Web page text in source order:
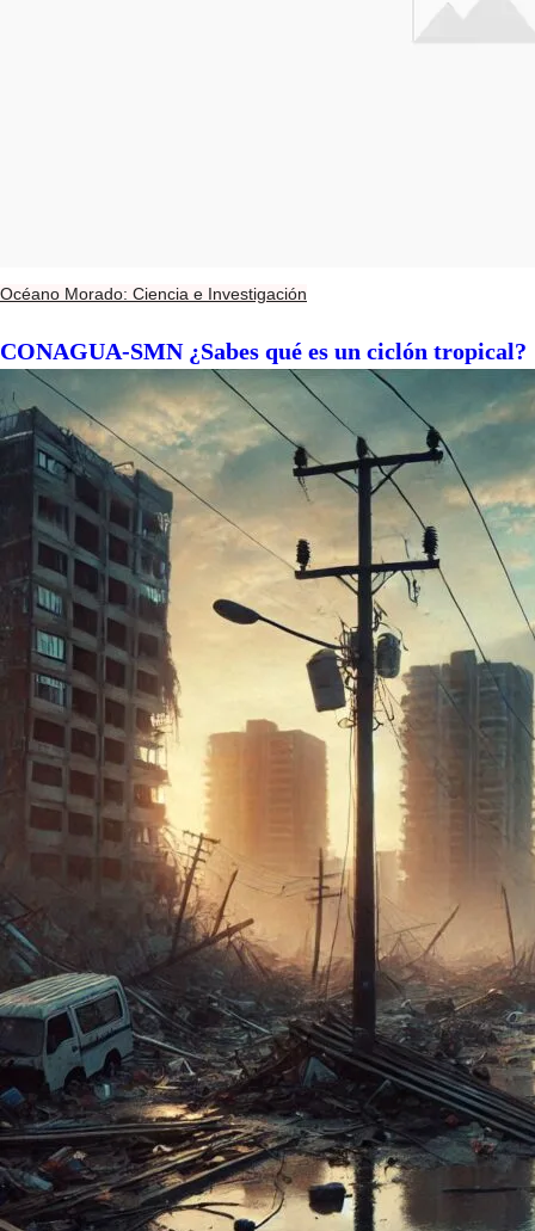
Océano Morado: Ciencia e Investigación
CONAGUA-SMN ¿Sabes qué es un ciclón tropical?